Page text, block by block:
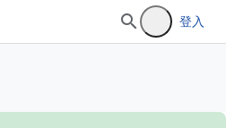
登入